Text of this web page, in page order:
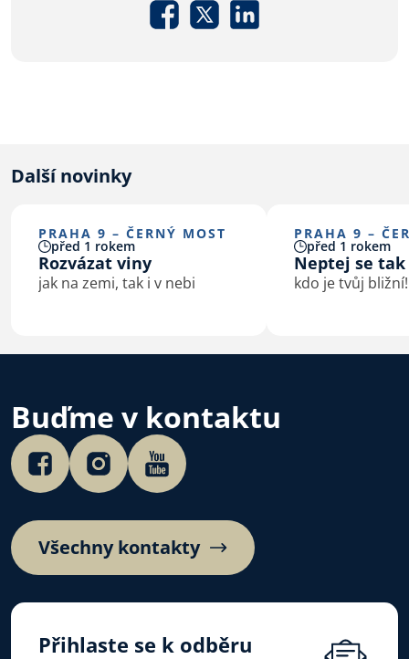
Další novinky
PRAHA 9 – ČERNÝ MOST
před 1 rokem
Rozvázat viny
jak na zemi, tak i v nebi
PRAHA 9 –
před 1 rokem
Neptej se
kdo je tvůj bližní!
Buďme v kontaktu
Všechny kontakty
Přihlaste se k odběru